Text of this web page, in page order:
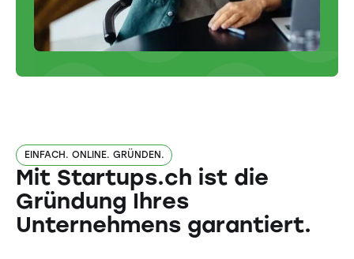
EINFACH. ONLINE. GRÜNDEN.
Mit Startups.ch ist die
Gründung Ihres
Unternehmens garantiert.